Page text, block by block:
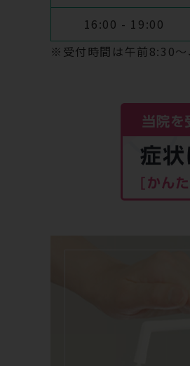
16:00 - 19:00
※受付時間は午前8:30